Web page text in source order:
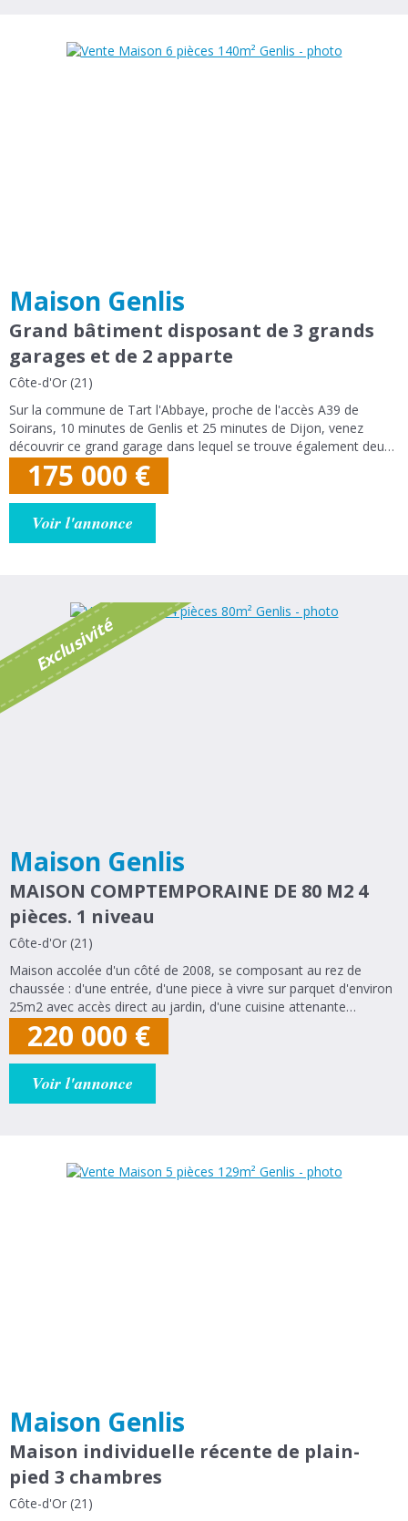
Maison Genlis
Grand bâtiment disposant de 3 grands
garages et de 2 apparte
Côte-d'Or (21)
Sur la commune de Tart l'Abbaye, proche de l'accès A39 de
Soirans, 10 minutes de Genlis et 25 minutes de Dijon, venez
découvrir ce grand garage dans lequel se trouve également deux
grands appartements avec balcon, le tout sur un grand terrain
paisible (vu champs) de...
175 000 €
Voir l'annonce
E
x
c
l
u
s
i
v
i
t
é
Maison Genlis
MAISON COMPTEMPORAINE DE 80 M2 4
pièces. 1 niveau
Côte-d'Or (21)
Maison accolée d'un côté de 2008, se composant au rez de
chaussée : d'une entrée, d'une piece à vivre sur parquet d'environ
25m2 avec accès direct au jardin, d'une cuisine attenante
équipée, d'un WC séparé, d'un cellier et d'un petit garage. A
l'étage : un pallier...
220 000 €
Voir l'annonce
Maison Genlis
Maison individuelle récente de plain-
pied 3 chambres
Côte-d'Or (21)